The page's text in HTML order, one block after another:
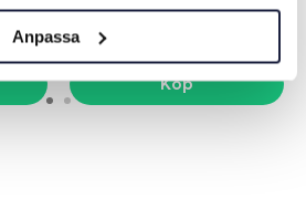
Anpassa
Köp